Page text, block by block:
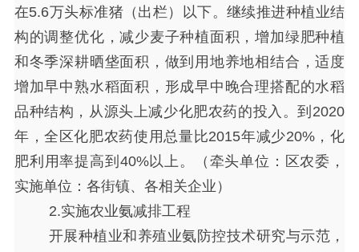
在5.6万头标准猪（出栏）以下。继续推进种植业结
构的调整优化，减少麦子种植面积，增加绿肥种植
和冬季深耕晒垡面积，做到用地养地相结合，适度
增加早中熟水稻面积，形成早中晚合理搭配的水稻
品种结构，从源头上减少化肥农药的投入。到2020
年，全区化肥农药使用总量比2015年减少20%，化
肥利用率提高到40%以上。（牵头单位：区农委，
实施单位：各街镇、各相关企业）
2.实施农业氨减排工程
开展种植业和养殖业氨防控技术研究与示范，